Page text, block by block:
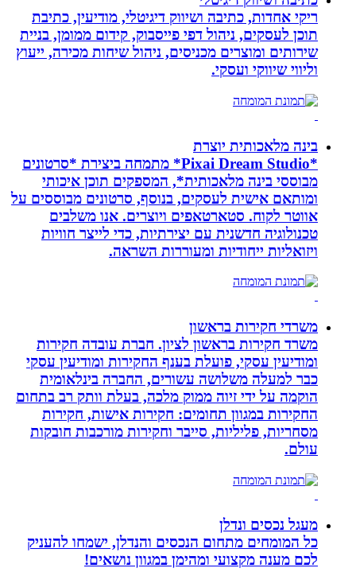
ריקי אחדות, כתיבה ושיווק דיגיטלי, מודיעין, כתיבת
תוכן לעסקים, ניהול דפי פייסבוק, קידום ממומן, בניית
שירותים ומוצרים מכניסים, ניהול שיחות מכירה, ייעוץ
וליווי שיווקי ועסקי.
בינה מלאכותית יוצרת
*Pixai Dream Studio* מתמחה ביצירת *סרטונים
מבוססי בינה מלאכותית*, המספקים תוכן איכותי
ומותאם אישית לעסקים, בנוסף, סרטונים מבוססים על
אווטר לקוח. סטארטאפים ויוצרים. אנו משלבים
טכנולוגיה חדשנית עם יצירתיות, כדי לייצר חוויות
ויזואליות ייחודיות ומעוררות השראה.
משרדי חקירות בראשון
משרד חקירות בראשון לציון. חברת עובדה חקירות
ומודיעין עסקי, פועלת בענף החקירות ומודיעין עסקי
כבר למעלה משלושה עשורים, החברה בינלאומית
הוקמה על ידי זיוה ממוק מלכה, בעלת וותק רב בתחום
החקירות במגוון תחומים: חקירות אישות, חקירות
מסחריות, פליליות, סייבר וחקירות מורכבות חובקות
עולם.
מעגל נכסים ונדלן
כל המומחים מתחום הנכסים והנדלן, ישמחו להעניק
לכם מענה מקצועי ומהימן במגוון נושאים!